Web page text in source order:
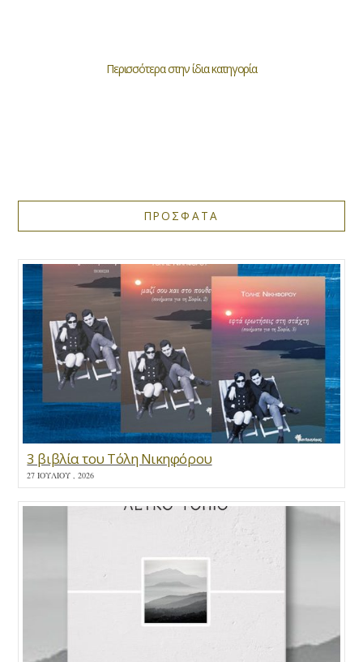
Περισσότερα στην ίδια κατηγορία
ΠΡΟΣΦΑΤΑ
3 βιβλία του Τόλη Νικηφόρου
27 ΙΟΥΛΊΟΥ , 2026